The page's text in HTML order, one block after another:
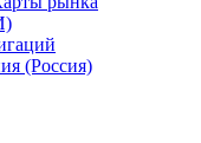
(Россия)